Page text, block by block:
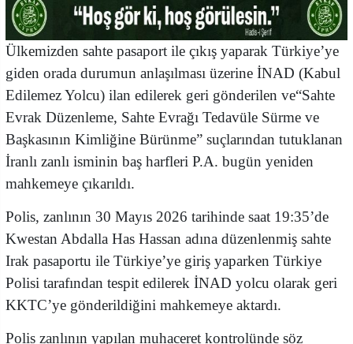
Ülkemizden sahte pasaport ile çıkış yaparak Türkiye’ye
giden orada durumun anlaşılması üzerine İNAD (Kabul
Edilemez Yolcu) ilan edilerek geri gönderilen ve“Sahte
Evrak Düzenleme, Sahte Evrağı Tedavüle Sürme ve
Başkasının Kimliğine Bürünme” suçlarından tutuklanan
İranlı zanlı isminin baş harfleri P.A. bugün yeniden
mahkemeye çıkarıldı.
Polis, zanlının 30 Mayıs 2026 tarihinde saat 19:35’de
Kwestan Abdalla Has Hassan adına düzenlenmiş sahte
Irak pasaportu ile Türkiye’ye giriş yaparken Türkiye
Polisi tarafından tespit edilerek İNAD yolcu olarak geri
KKTC’ye gönderildiğini mahkemeye aktardı.
Polis zanlının yapılan muhaceret kontrolünde söz